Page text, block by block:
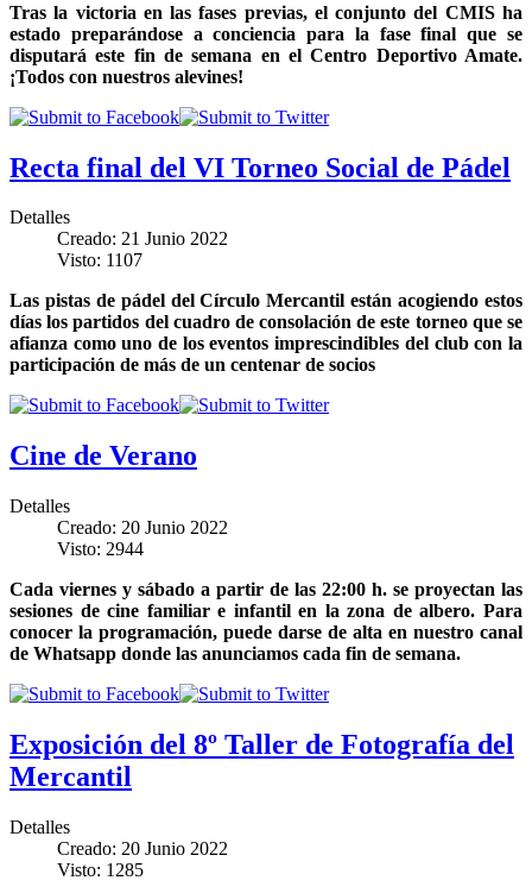
Tras la victoria en las fases previas, el conjunto del CMIS ha
estado preparándose a conciencia para la fase final que se
disputará este fin de semana en el Centro Deportivo Amate.
¡Todos con nuestros alevines!
Recta final del VI Torneo Social de Pádel
Detalles
Creado: 21 Junio 2022
Visto: 1107
Las pistas de pádel del Círculo Mercantil están acogiendo estos
días los partidos del cuadro de consolación de este torneo que se
afianza como uno de los eventos imprescindibles del club con la
participación de más de un centenar de socios
Cine de Verano
Detalles
Creado: 20 Junio 2022
Visto: 2944
Cada viernes y sábado a partir de las 22:00 h. se proyectan las
sesiones de cine familiar e infantil en la zona de albero. Para
conocer la programación, puede darse de alta en nuestro canal
de Whatsapp donde las anunciamos cada fin de semana.
Exposición del 8º Taller de Fotografía del
Mercantil
Detalles
Creado: 20 Junio 2022
Visto: 1285